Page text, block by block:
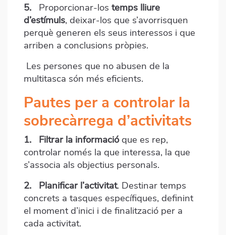
5.
Proporcionar-los temps lliure
d’estímuls, deixar-los que s’avorrisquen
perquè generen els seus interessos i que
arriben a conclusions pròpies.
Les persones que no abusen de la
multitasca són més eficients.
Pautes per a controlar la
sobrecàrrega d’activitats
1. Filtrar la informacióque es rep,
controlar només la que interessa, la que
s’associa als objectius personals.
2.
Planificar l’activitat. Destinar temps
concrets a tasques específiques, definint
el moment d’inici i de finalització per a
cada activitat.